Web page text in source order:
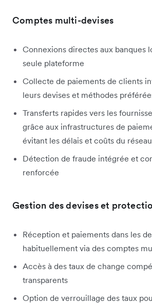
Comptes multi-devises
Connexions directes aux banques
seule plateforme
Collecte de paiements de clients
leurs devises et méthodes
Transferts rapides vers les
grâce aux infrastructures de
évitant les délais et coûts du
Détection de fraude intégrée et
renforcée
Gestion des devises et
Réception et paiements dans les
habituellement via des comptes
Accès à des taux de change
transparents
Option de verrouillage des taux